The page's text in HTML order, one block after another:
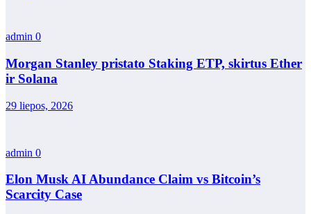
admin 0
Morgan Stanley pristato Staking ETP, skirtus Ether
ir Solana
29 liepos, 2026
admin 0
Elon Musk AI Abundance Claim vs Bitcoin’s
Scarcity Case